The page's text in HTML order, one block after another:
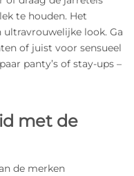
te houden. Het
look. Ga
of juist voor sensueel
panty’s of stay-ups –
met de
de merken